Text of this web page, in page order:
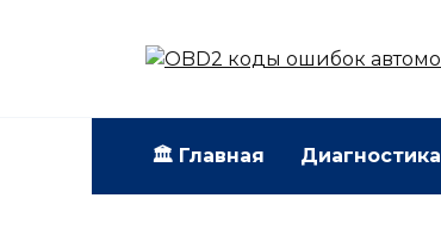
🏛️ Главная Диагностика